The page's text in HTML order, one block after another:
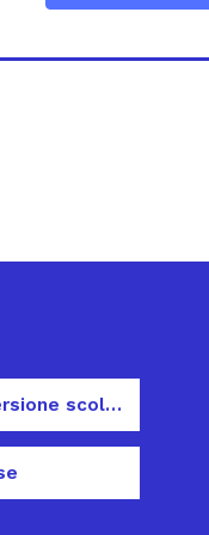
Dispersione scolastica